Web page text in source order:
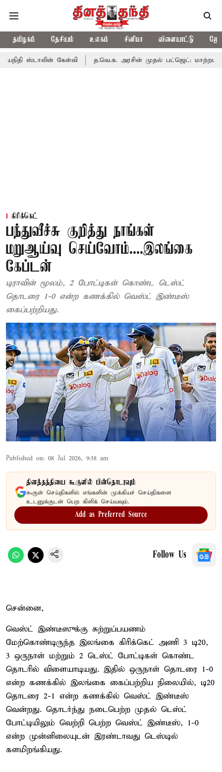
தமிழகம் தேசியம் உலகம் சினிமா விளையாட்டு
கேள்வி த.வெ.க. அரசின் முதல் பட்ஜெட்: மாற்றமா?,
கிரிக்கெட்
பந்துவீச்சு குறித்து நாங்கள்
மறுஆய்வு செய்வோம்....இலங்கை
கேப்டன்
டிராவின் மூலம், 2 போட்டிகள் கொண்ட டெஸ்ட்
தொடரை 1-0 என்ற கணக்கில் வெஸ்ட் இண்டீஸ்
கைப்பற்றியது.
Published on: 08 Jul 2026, 9:58 am
தினத்தந்தியை கூகுளில் பின்தொடரவும்
கூகுள் செய்திகளில் எங்களின் முக்கியச் செய்திகளை
உடனுக்குடன் பெற கிளிக் செய்யவும்.
Add as Preferred Source
Follow Us
சென்னை,
வெஸ்ட் இண்டீஸுக்கு சுற்றுப்பயணம்
மேற்கொண்டிருந்த இலங்கை கிரிக்கெட் அணி 3 டி20,
3 ஒருநாள் மற்றும் 2 டெஸ்ட் போட்டிகள் கொண்ட
தொடரில் விளையாடியது. இதில் ஒருநாள் தொடரை 1-0
என்ற கணக்கில் இலங்கை கைப்பற்றிய நிலையில், டி20
தொடரை 2-1 என்ற கணக்கில் வெஸ்ட் இண்டீஸ்
வென்றது. தொடர்ந்து நடைபெற்ற முதல் டெஸ்ட்
போட்டியிலும் வெற்றி பெற்ற வெஸ்ட் இண்டீஸ், 1-0
என்ற முன்னிலையுடன் இரண்டாவது டெஸ்டில்
களமிறங்கியது.